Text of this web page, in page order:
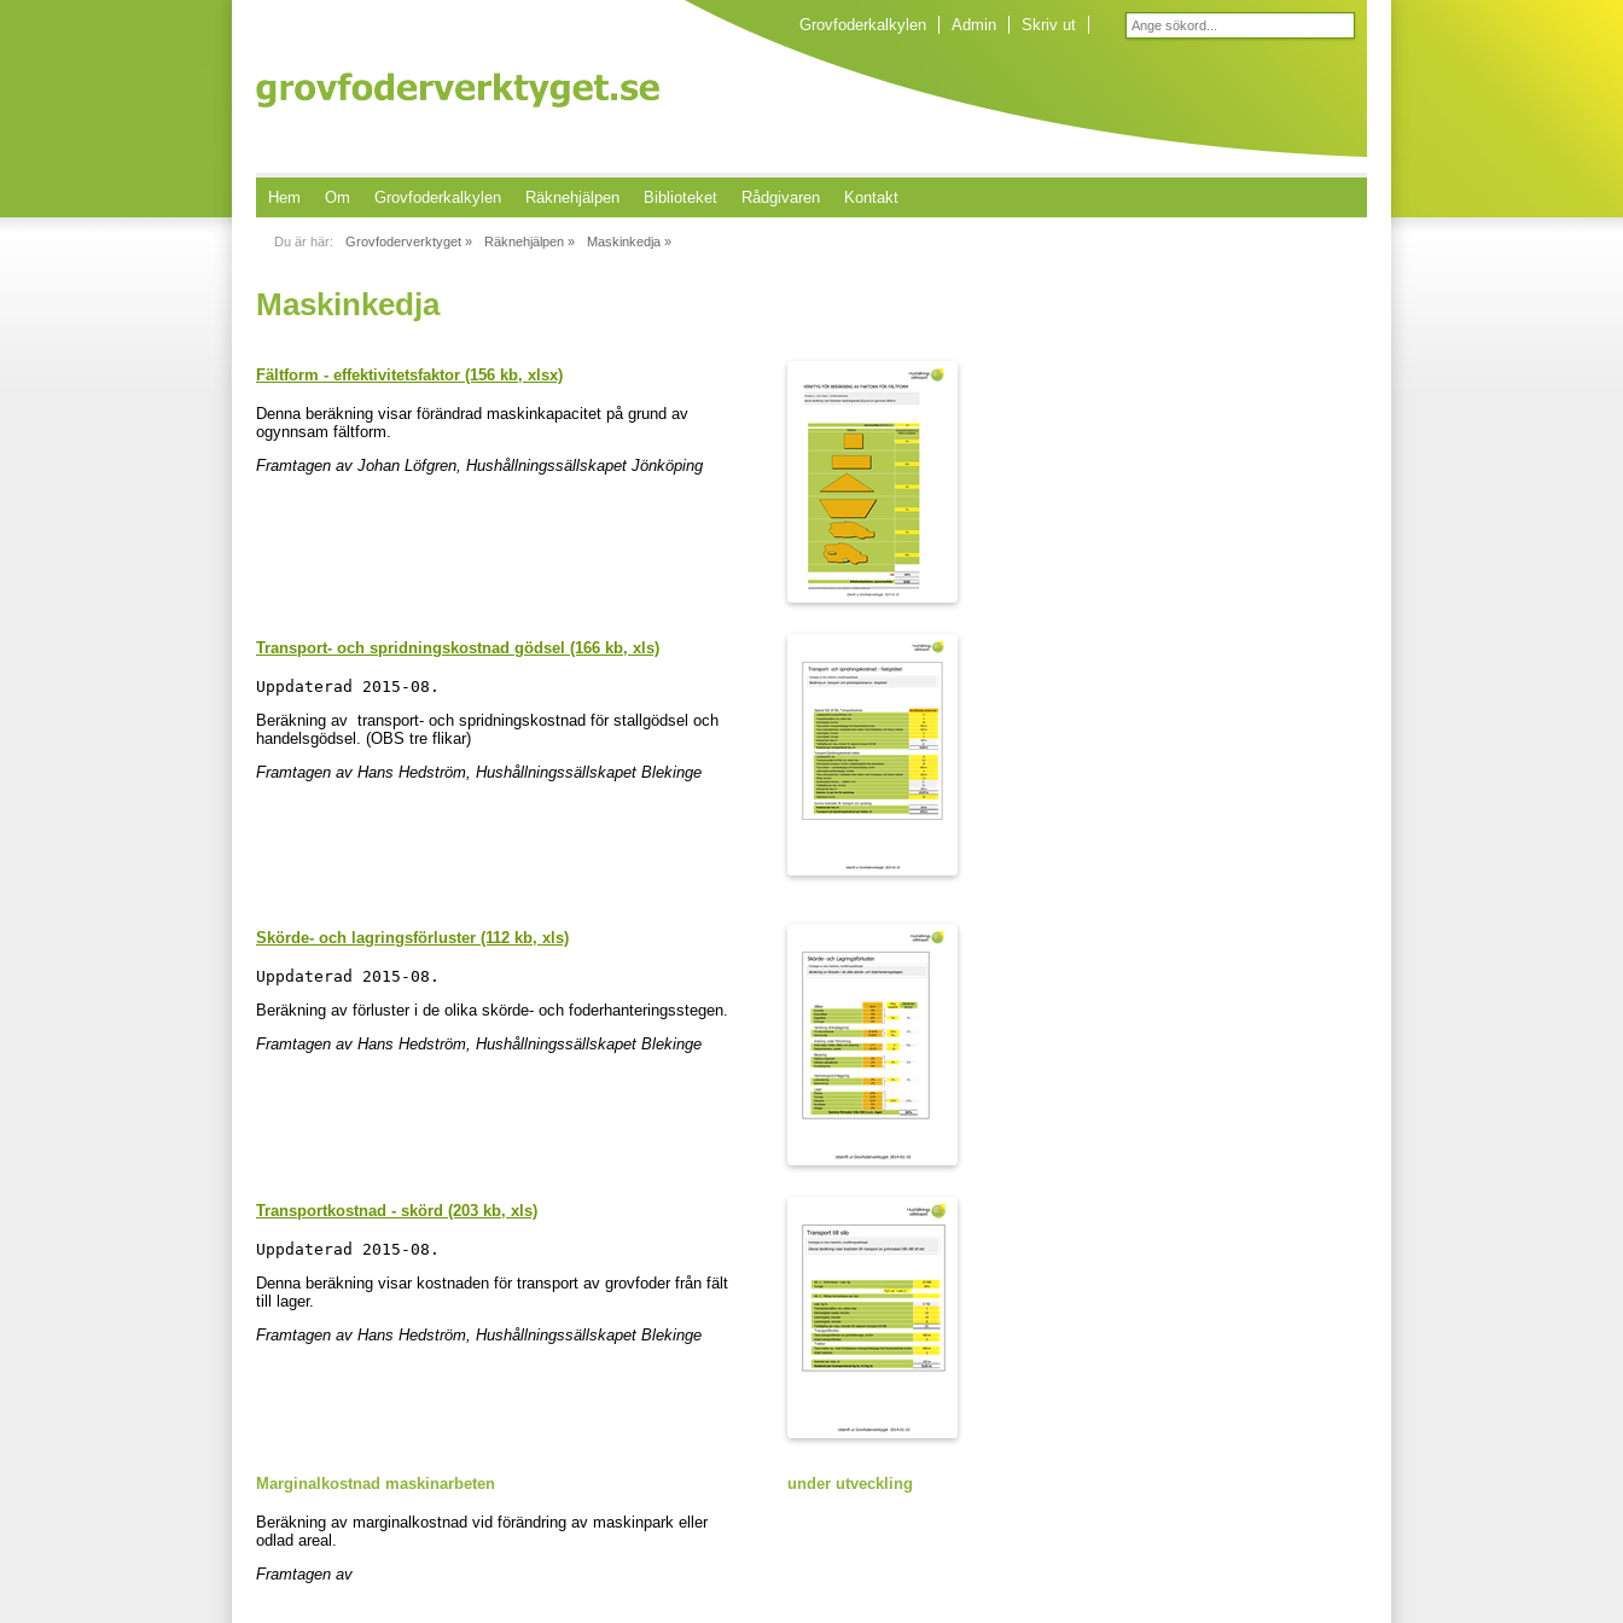
Grovfoderkalkylen Admin Skriv ut
Hem Om Grovfoderkalkylen Räknehjälpen Biblioteket Rådgivaren Kontakt
Du är här: Grovfoderverktyget » Räknehjälpen » Maskinkedja »
Maskinkedja
Fältform - effektivitetsfaktor (156 kb, xlsx)
Denna beräkning visar förändrad maskinkapacitet på grund av
ogynnsam fältform.
Framtagen av Johan Löfgren, Hushållningssällskapet Jönköping
Transport- och spridningskostnad gödsel (166 kb, xls)
Uppdaterad 2015-08.
Beräkning av transport- och spridningskostnad för stallgödsel och
handelsgödsel. (OBS tre flikar)
Framtagen av Hans Hedström, Hushållningssällskapet Blekinge
Skörde- och lagringsförluster (112 kb, xls)
Uppdaterad 2015-08.
Beräkning av förluster i de olika skörde- och foderhanteringsstegen.
Framtagen av Hans Hedström, Hushållningssällskapet Blekinge
Transportkostnad - skörd (203 kb, xls)
Uppdaterad 2015-08.
Denna beräkning visar kostnaden för transport av grovfoder från fält
till lager.
Framtagen av Hans Hedström, Hushållningssällskapet Blekinge
Marginalkostnad maskinarbeten
Beräkning av marginalkostnad vid förändring av maskinpark eller
odlad areal.
Framtagen av
under utveckling